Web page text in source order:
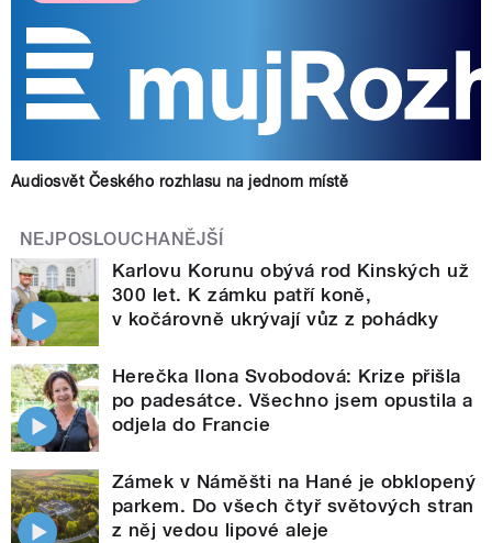
Audiosvět Českého rozhlasu na jednom místě
NEJPOSLOUCHANĚJŠÍ
Karlovu Korunu obývá rod Kinských už
300 let. K zámku patří koně,
v kočárovně ukrývají vůz z pohádky
Herečka Ilona Svobodová: Krize přišla
po padesátce. Všechno jsem opustila a
odjela do Francie
Zámek v Náměšti na Hané je obklopený
parkem. Do všech čtyř světových stran
z něj vedou lipové aleje